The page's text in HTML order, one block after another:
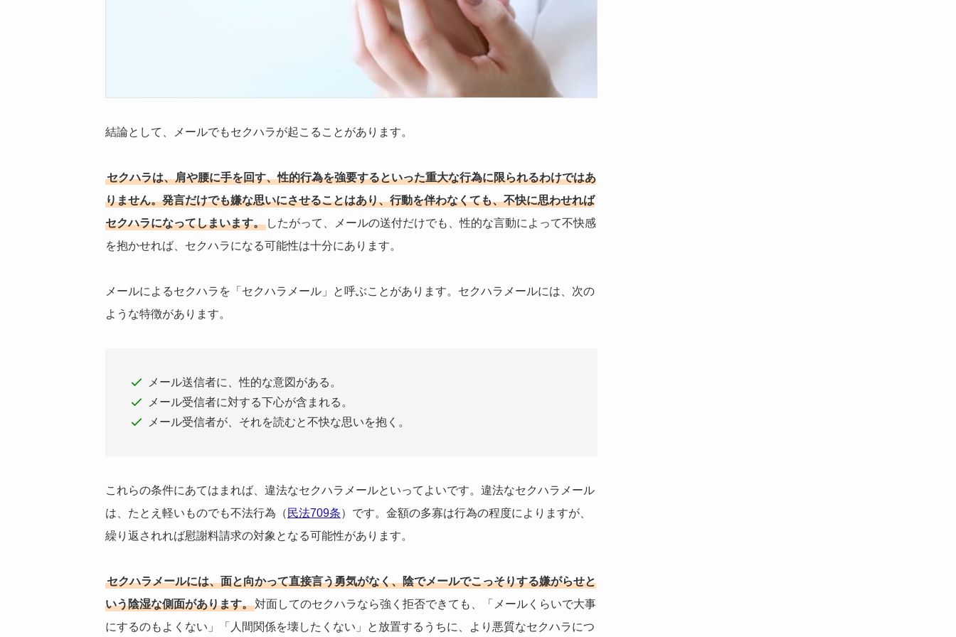
結論として、メールでもセクハラが起こることがあります。
セクハラは、肩や腰に手を回す、性的行為を強要するといった重大な行為に限られるわけではあ
りません。発言だけでも嫌な思いにさせることはあり、行動を伴わなくても、不快に思わせれば
セクハラになってしまいます。 したがって、メールの送付だけでも、性的な言動によって不快感
を抱かせれば、セクハラになる可能性は十分にあります。
メールによるセクハラを「セクハラメール」と呼ぶことがあります。セクハラメールには、次の
ような特徴があります。
メール送信者に、性的な意図がある。
メール受信者に対する下心が含まれる。
メール受信者が、それを読むと不快な思いを抱く。
これらの条件にあてはまれば、違法なセクハラメールといってよいです。違法なセクハラメール
は、たとえ軽いものでも不法行為（ 民法709条）です。金額の多寡は行為の程度によりますが、
繰り返されれば慰謝料請求の対象となる可能性があります。
セクハラメールには、面と向かって直接言う勇気がなく、陰でメールでこっそりする嫌がらせと
いう陰湿な側面があります。対面してのセクハラなら強く拒否できても、「メールくらいで大事
にするのもよくない」「人間関係を壊したくない」と放置するうちに、より悪質なセクハラにつ